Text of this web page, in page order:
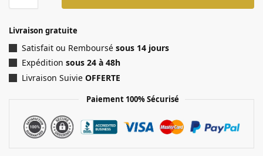
Livraison gratuite
Satisfait ou Remboursé sous 14 jours
Expédition sous 24 à 48h
Livraison Suivie OFFERTE
Paiement 100% Sécurisé